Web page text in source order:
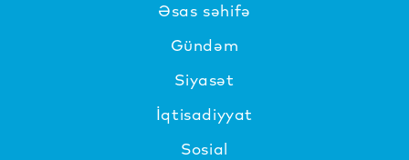
Əsas səhifə
Gündəm
Siyasət
İqtisadiyyat
Sosial